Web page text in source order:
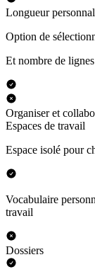
Longueur
Option de
Et nombre de
Organiser et
Espaces de travail
Espace isolé pour
Vocabulaire
travail
Dossiers